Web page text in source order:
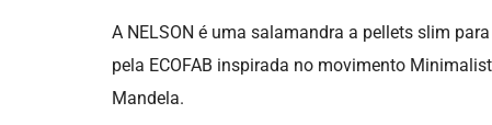
A NELSON é uma salamandra a pellets slim
pela ECOFAB inspirada no movimento
Mandela.